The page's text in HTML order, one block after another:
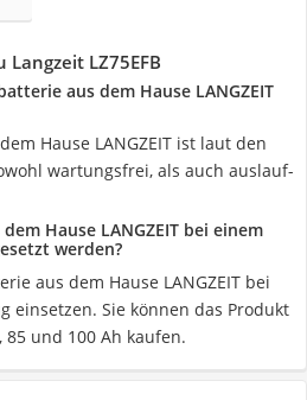
LZ75EFB
aus dem Hause LANGZEIT
Hause LANGZEIT ist laut den
wartungsfrei, als auch auslauf-
Hause LANGZEIT bei einem
werden?
aus dem Hause LANGZEIT bei
einsetzen. Sie können das Produkt
und 100 Ah kaufen.